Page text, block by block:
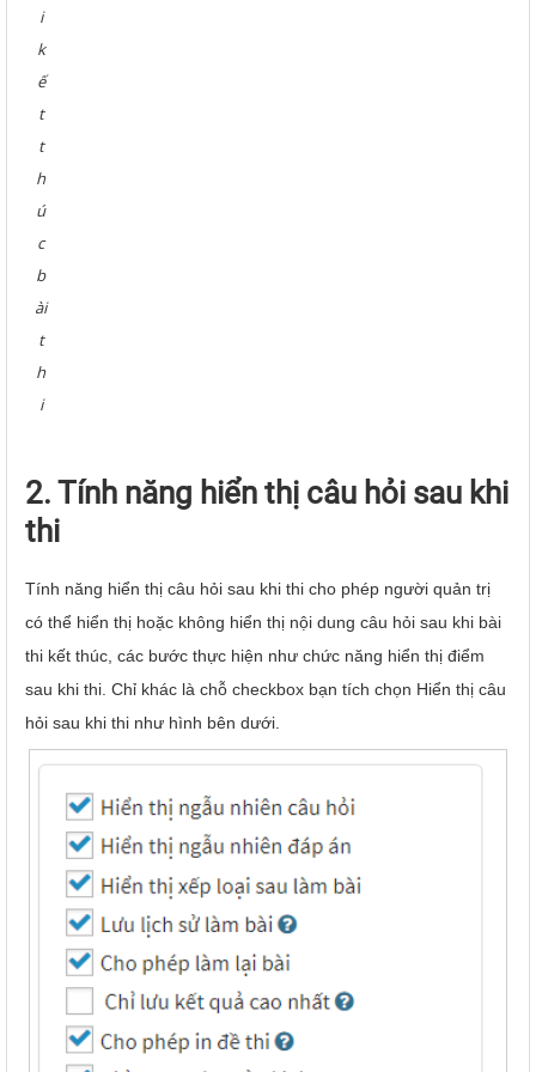
i
k
ế
t
t
h
ú
c
b
ài
t
h
i
2. Tính năng hiển thị câu hỏi sau khi
thi
Tính năng hiển thị câu hỏi sau khi thi cho phép người quản trị
có thể hiển thị hoặc không hiển thị nội dung câu hỏi sau khi bài
thi kết thúc, các bước thực hiện như chức năng hiển thị điểm
sau khi thi. Chỉ khác là chỗ checkbox bạn tích chọn Hiển thị câu
hỏi sau khi thi như hình bên dưới.